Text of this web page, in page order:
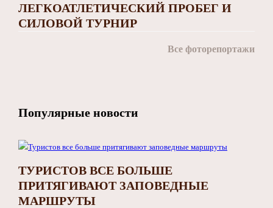
ЛЕГКОАТЛЕТИЧЕСКИЙ ПРОБЕГ И
СИЛОВОЙ ТУРНИР
Все фоторепортажи
Популярные новости
ТУРИСТОВ ВСЕ БОЛЬШЕ
ПРИТЯГИВАЮТ ЗАПОВЕДНЫЕ
МАРШРУТЫ